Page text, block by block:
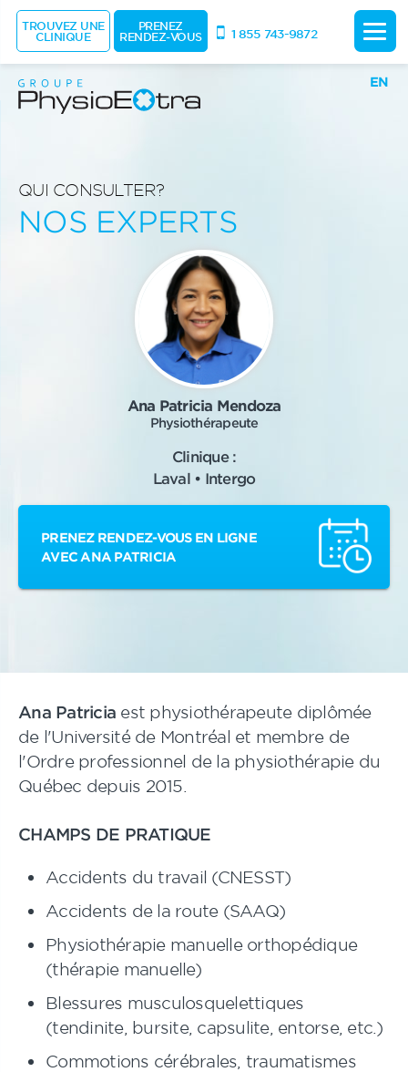
EN
QUI CONSULTER?
NOS EXPERTS
Ana Patricia Mendoza
Physiothérapeute
Clinique :
Laval • Intergo
PRENEZ RENDEZ-VOUS EN LIGNE
AVEC ANA PATRICIA
Ana Patricia est physiothérapeute diplômée
de l'Université de Montréal et membre de
l'Ordre professionnel de la physiothérapie du
Québec depuis 2015.
CHAMPS DE PRATIQUE
Accidents du travail (CNESST)
Accidents de la route (SAAQ)
Physiothérapie manuelle orthopédique
(thérapie manuelle)
Blessures musculosquelettiques
(tendinite, bursite, capsulite, entorse, etc.)
Commotions cérébrales, traumatismes
TROUVEZ UNE
CLINIQUE
PRENEZ
RENDEZ-VOUS 1 855 743-9872